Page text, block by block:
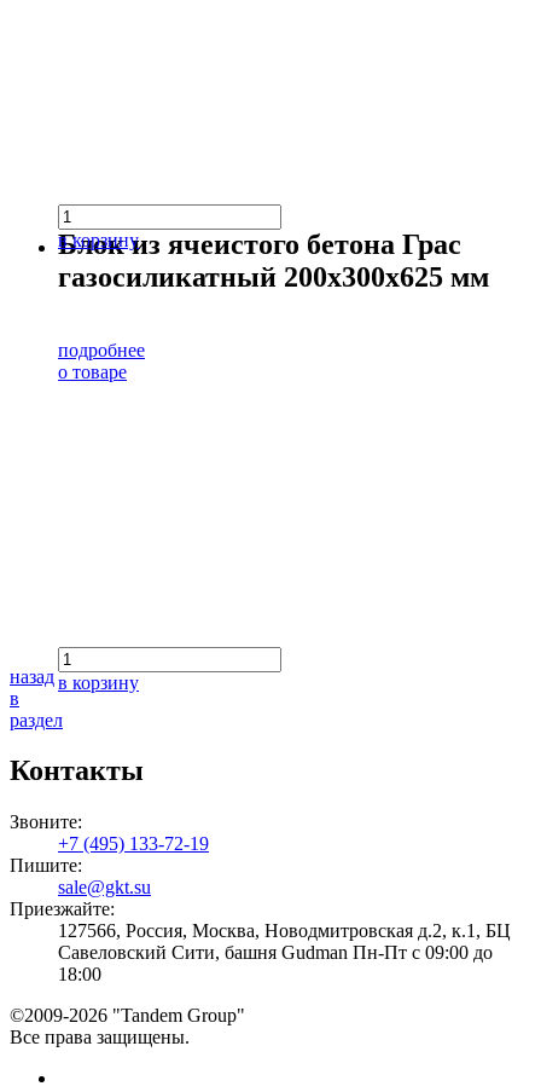
в корзину
Блок из ячеистого бетона Грас
газосиликатный 200х300х625 мм
подробнее
о товаре
в корзину
назад
в
раздел
Контакты
Звоните:
+7 (495) 133-72-19
Пишите:
sale@gkt.su
Приезжайте:
127566, Россия, Москва, Новодмитровская д.2, к.1, БЦ
Савеловский Сити, башня Gudman Пн-Пт с 09:00 до
18:00
©2009-2026 "Tandem Group"
Все права защищены.